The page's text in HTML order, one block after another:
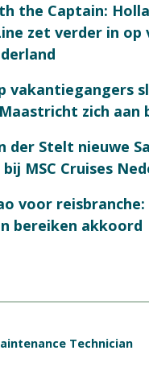
the Captain:
zet verder in
vakantiegangers
zich aan
der Stelt nieuwe
MSC Cruises
voor reisbranche:
bereiken akkoord
Technician